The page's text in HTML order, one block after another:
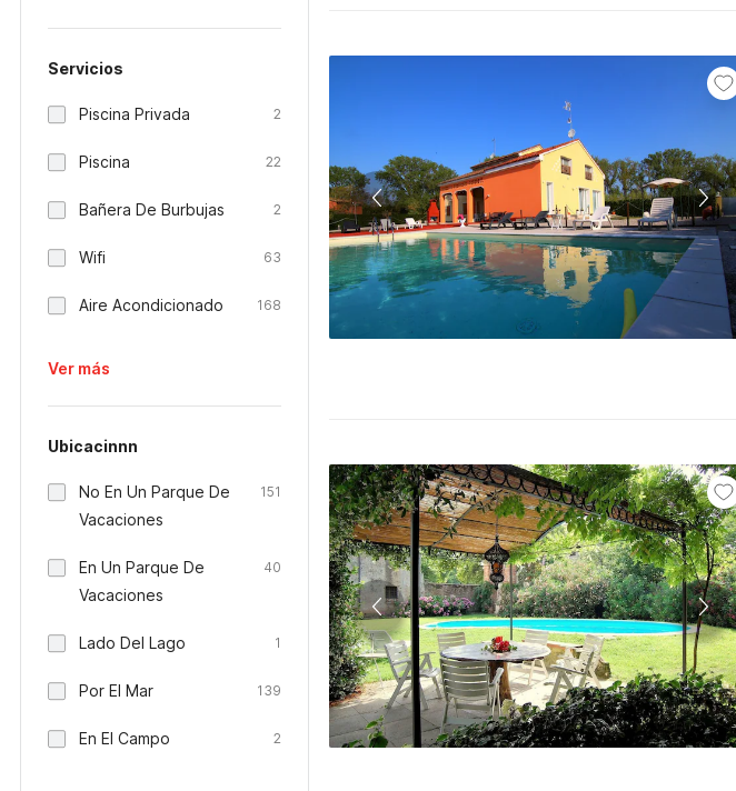
Servicios
Piscina Privada 2
Piscina 22
Bañera De Burbujas 2
Wifi 63
Aire Acondicionado 168
Ver más
Ubicacinnn
No En Un Parque De
Vacaciones
151
En Un Parque De
Vacaciones
40
Lado Del Lago 1
Por El Mar 139
En El Campo 2